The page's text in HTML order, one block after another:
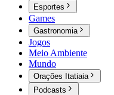
Esportes
Games
Gastronomia
Jogos
Meio Ambiente
Mundo
Orações Itatiaia
Podcasts